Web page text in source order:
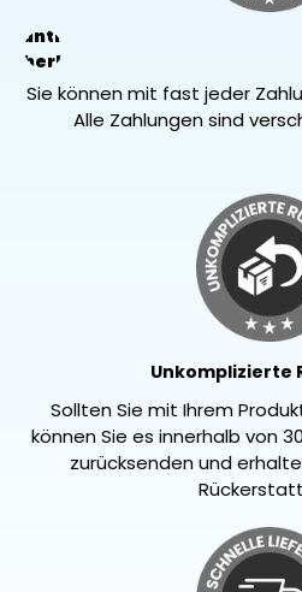
Sie können mit fast jeder
Alle Zahlungen sind
Unkomplizierte
Sollten Sie mit Ihrem
können Sie es innerhalb von
zurücksenden und